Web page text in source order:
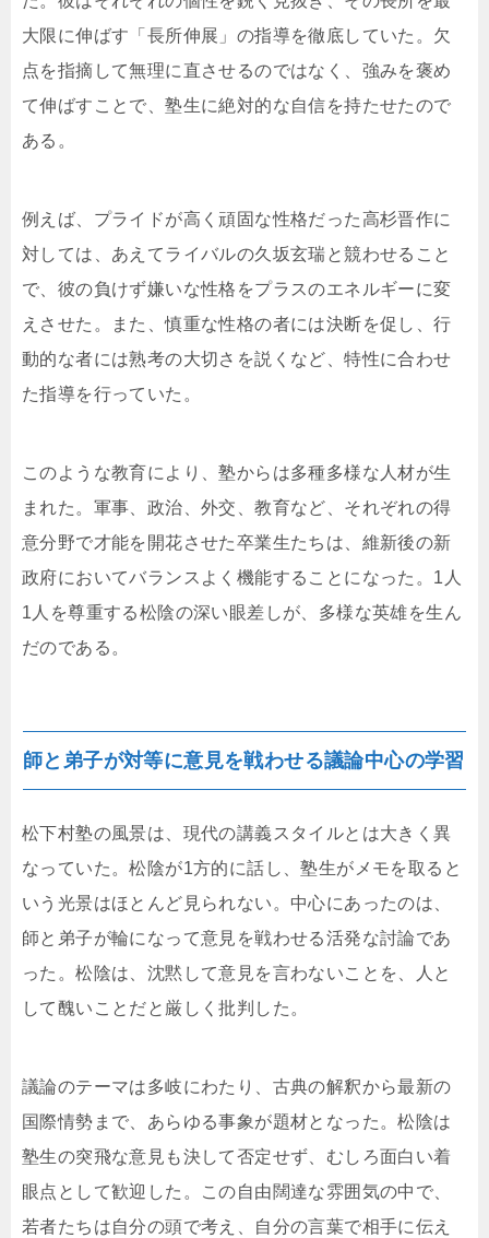
大限に伸ばす「長所伸展」の指導を徹底していた。欠
点を指摘して無理に直させるのではなく、強みを褒め
て伸ばすことで、塾生に絶対的な自信を持たせたので
ある。
例えば、プライドが高く頑固な性格だった高杉晋作に
対しては、あえてライバルの久坂玄瑞と競わせること
で、彼の負けず嫌いな性格をプラスのエネルギーに変
えさせた。また、慎重な性格の者には決断を促し、行
動的な者には熟考の大切さを説くなど、特性に合わせ
た指導を行っていた。
このような教育により、塾からは多種多様な人材が生
まれた。軍事、政治、外交、教育など、それぞれの得
意分野で才能を開花させた卒業生たちは、維新後の新
政府においてバランスよく機能することになった。1人
1人を尊重する松陰の深い眼差しが、多様な英雄を生ん
だのである。
師と弟子が対等に意見を戦わせる議論中心の学習
松下村塾の風景は、現代の講義スタイルとは大きく異
なっていた。松陰が1方的に話し、塾生がメモを取ると
いう光景はほとんど見られない。中心にあったのは、
師と弟子が輪になって意見を戦わせる活発な討論であ
った。松陰は、沈黙して意見を言わないことを、人と
して醜いことだと厳しく批判した。
議論のテーマは多岐にわたり、古典の解釈から最新の
国際情勢まで、あらゆる事象が題材となった。松陰は
塾生の突飛な意見も決して否定せず、むしろ面白い着
眼点として歓迎した。この自由闊達な雰囲気の中で、
若者たちは自分の頭で考え、自分の言葉で相手に伝え